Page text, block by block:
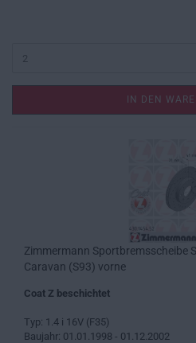
IN DEN
Zimmermann Sportbremsscheibe
Caravan (S93) vorne
Coat Z beschichtet
Typ: 1.4 i 16V (F35)
Baujahr: 01.01.1998 - 01.12.2002